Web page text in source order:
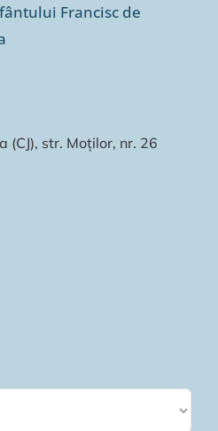
Francisc de
(CJ), str. Moților, nr. 26